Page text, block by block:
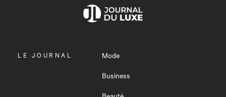
OUVRIR
LE JOURNAL
Mode
Business